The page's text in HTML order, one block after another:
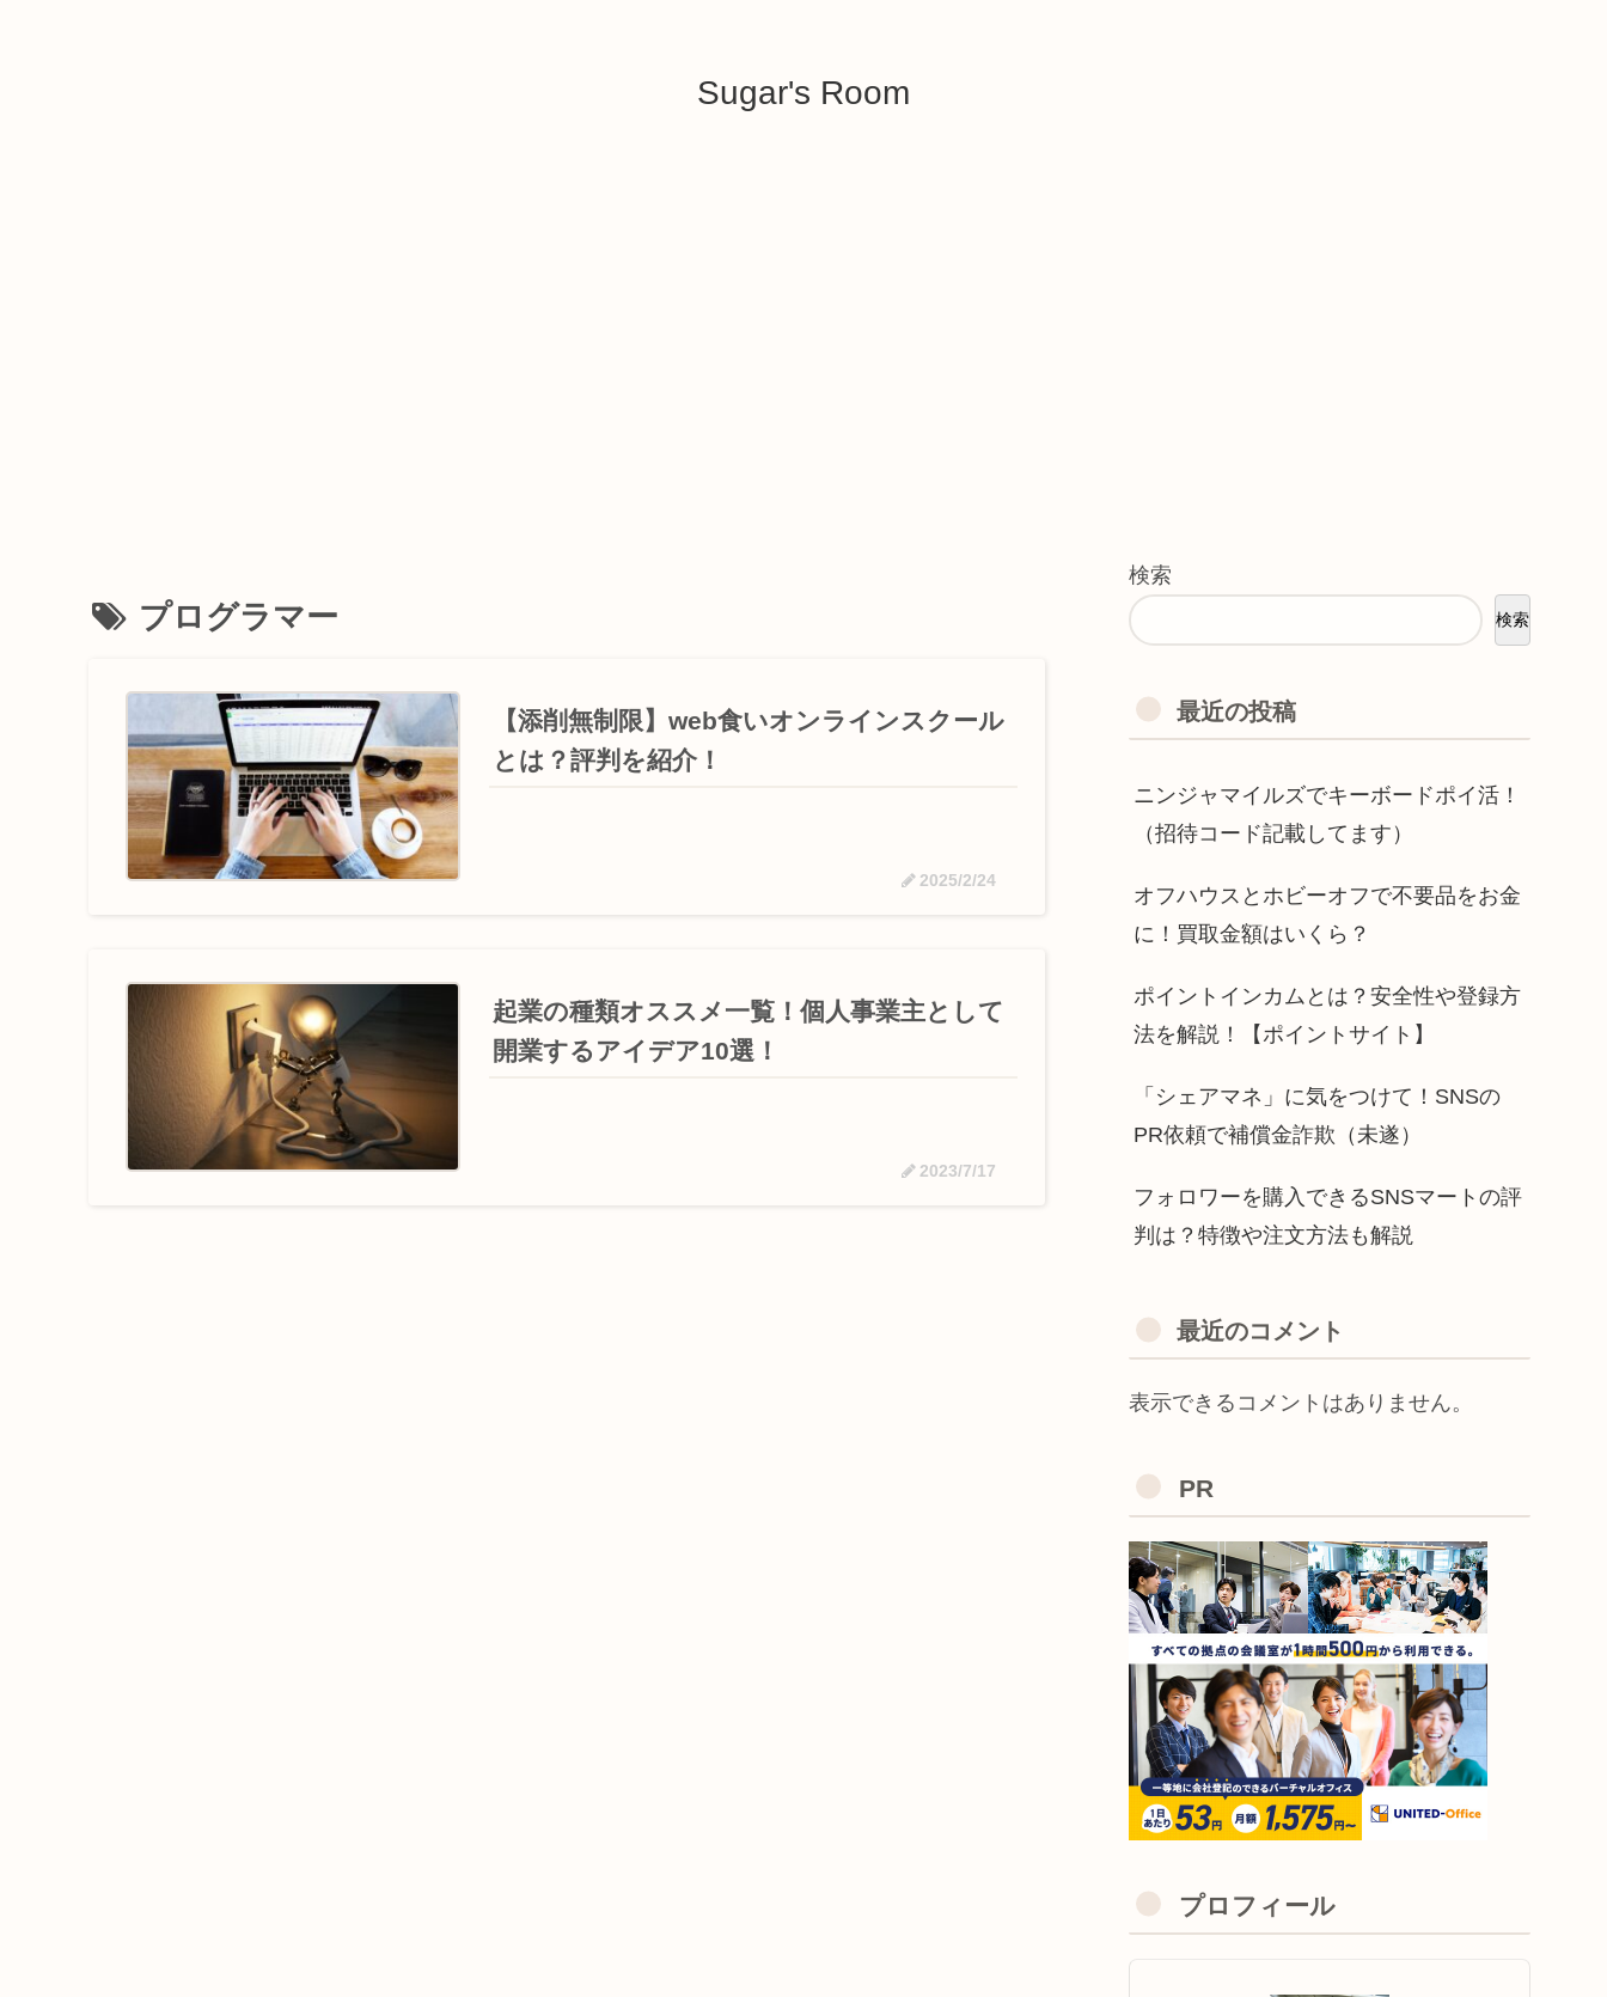
Sugar's Room
プログラマー
【添削無制限】web食いオンラインスクール
とは？評判を紹介！
2025/2/24
起業の種類オススメ一覧！個人事業主として
開業するアイデア10選！
2023/7/17
検索
検索
最近の投稿
ニンジャマイルズでキーボードポイ活！
（招待コード記載してます）
オフハウスとホビーオフで不要品をお金
に！買取金額はいくら？
ポイントインカムとは？安全性や登録方
法を解説！【ポイントサイト】
「シェアマネ」に気をつけて！SNSの
PR依頼で補償金詐欺（未遂）
フォロワーを購入できるSNSマートの評
判は？特徴や注文方法も解説
最近のコメント
表示できるコメントはありません。
PR
プロフィール